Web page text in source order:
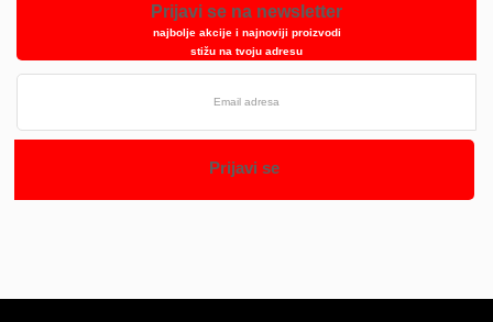
Prijavi se na newsletter
najbolje akcije i najnoviji proizvodi
stižu na tvoju adresu
Prijavi se